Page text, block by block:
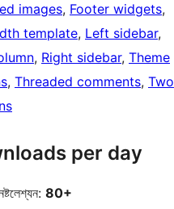
images, Footer widgets
template, Left sidebar
, Right sidebar, Theme
, Threaded comments, Two
per day
80+